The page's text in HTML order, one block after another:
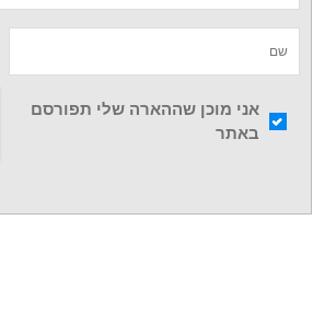
אני מוכן שההארה שלי תפורסם
באתר